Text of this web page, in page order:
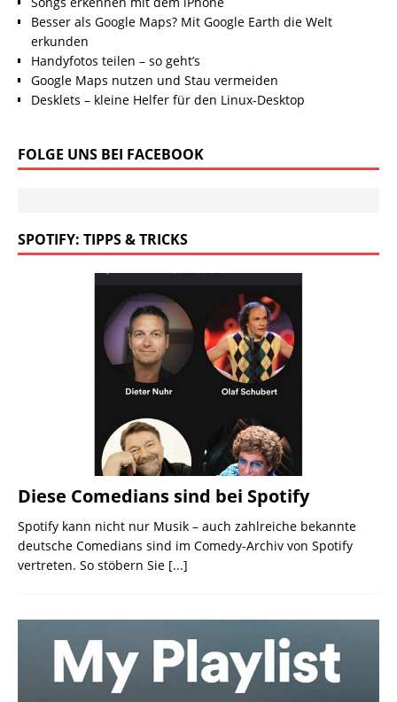
Besser als Google Maps? Mit Google Earth die Welt
erkunden
Handyfotos teilen – so geht’s
Google Maps nutzen und Stau vermeiden
Desklets – kleine Helfer für den Linux-Desktop
FOLGE UNS BEI FACEBOOK
SPOTIFY: TIPPS & TRICKS
Diese Comedians sind bei Spotify
Spotify kann nicht nur Musik – auch zahlreiche bekannte
deutsche Comedians sind im Comedy-Archiv von Spotify
vertreten. So stöbern Sie [...]